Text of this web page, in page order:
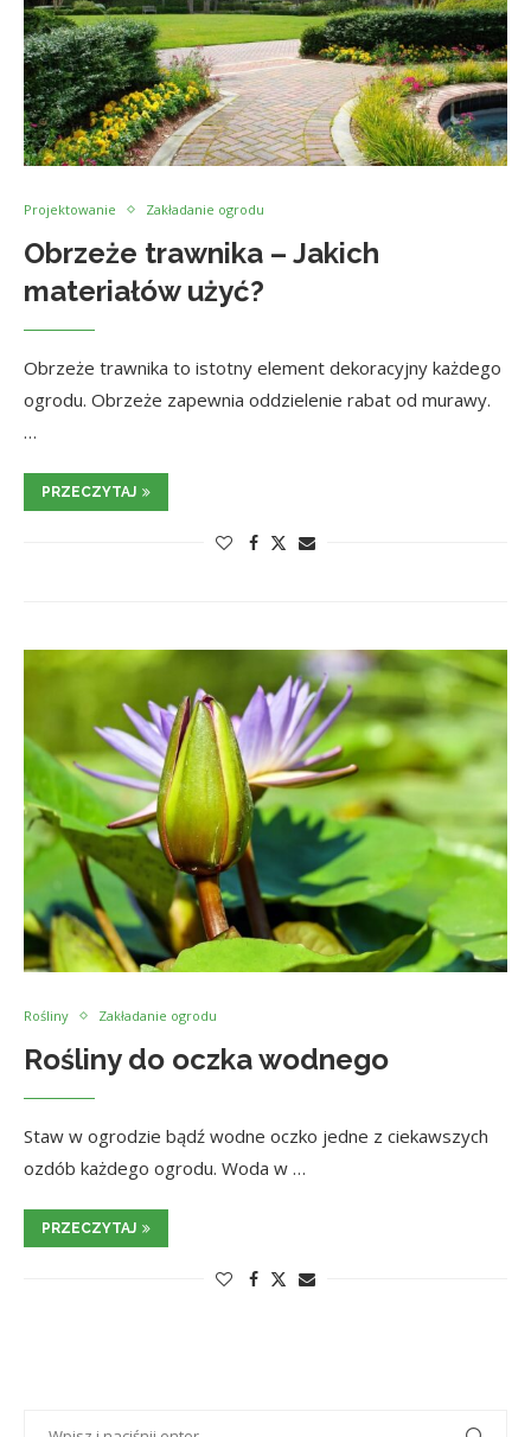
Projektowanie Zakładanie ogrodu
Obrzeże trawnika – Jakich
materiałów użyć?
Obrzeże trawnika to istotny element dekoracyjny każdego
ogrodu. Obrzeże zapewnia oddzielenie rabat od murawy.
…
PRZECZYTAJ
Rośliny Zakładanie ogrodu
Rośliny do oczka wodnego
Staw w ogrodzie bądź wodne oczko jedne z ciekawszych
ozdób każdego ogrodu. Woda w …
PRZECZYTAJ